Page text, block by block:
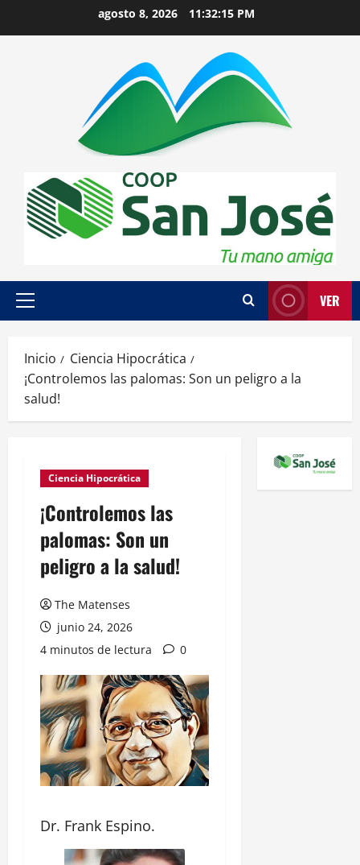
agosto 8, 2026 11:32:16 PM
Menú
VER
Inicio
Ciencia Hipocrática
¡Controlemos las palomas: Son un peligro a la
salud!
Ciencia Hipocrática
¡Controlemos las
palomas: Son un
peligro a la salud!
The Matenses
junio 24, 2026
4 minutos de lectura
0
Dr. Frank Espino.